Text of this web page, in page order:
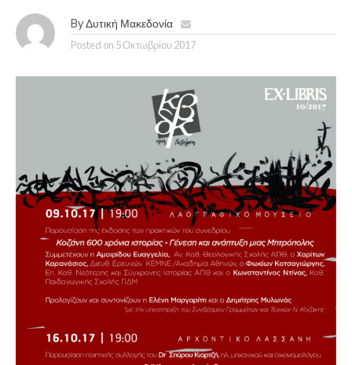
By Δυτική Μακεδονία
Posted on 5 Οκτωβρίου 2017